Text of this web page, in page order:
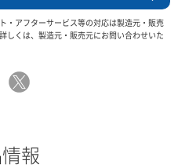
・アフターサービス等の対応は製造元・販売
しくは、製造元・販売元にお問い合わせいた
報